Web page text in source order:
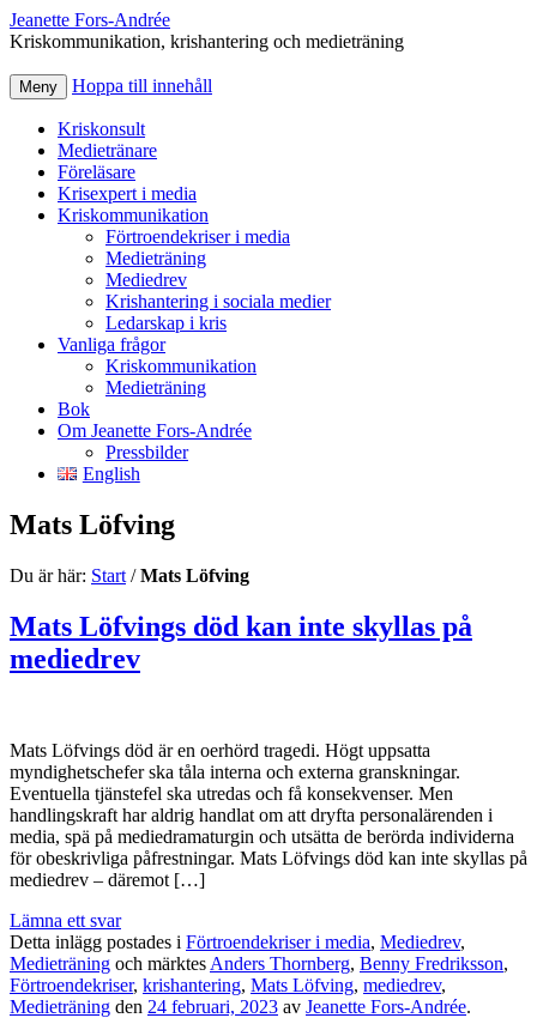
Jeanette Fors‑Andrée
Kriskommunikation, krishantering och medieträning
Meny Hoppa till innehåll
Kriskonsult
Medietränare
Föreläsare
Krisexpert i media
Kriskommunikation
Förtroendekriser i media
Medieträning
Mediedrev
Krishantering i sociala medier
Ledarskap i kris
Vanliga frågor
Kriskommunikation
Medieträning
Bok
Om Jeanette Fors-Andrée
Pressbilder
English
Mats Löfving
Du är här: Start /Mats Löfving
Mats Löfvings död kan inte skyllas på
mediedrev
Mats Löfvings död är en oerhörd tragedi. Högt uppsatta
myndighetschefer ska tåla interna och externa granskningar.
Eventuella tjänstefel ska utredas och få konsekvenser. Men
handlingskraft har aldrig handlat om att dryfta personalärenden i
media, spä på mediedramaturgin och utsätta de berörda individerna
för obeskrivliga påfrestningar. Mats Löfvings död kan inte skyllas på
mediedrev – däremot […]
Lämna ett svar
Detta inlägg postades i Förtroendekriser i media, Mediedrev,
Medieträning och märktes Anders Thornberg, Benny Fredriksson,
Förtroendekriser, krishantering, Mats Löfving, mediedrev,
Medieträning den 24 februari, 2023 av Jeanette Fors-Andrée.